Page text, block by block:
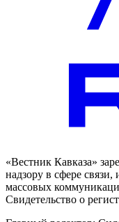
«Вестник Кавказа»
надзору в сфере
массовых
Свидетельство о